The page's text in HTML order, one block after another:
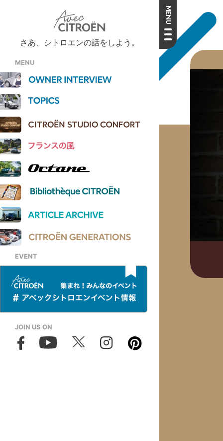
さあ、シトロエンの話をしよう。
MENU
EVENT
JOIN US ON